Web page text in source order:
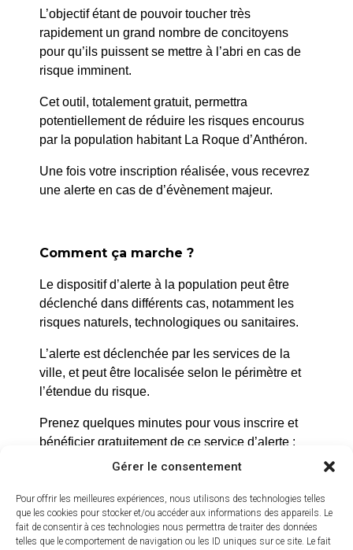
Gérer le consentement
Pour offrir les meilleures expériences, nous utilisons des technologies telles
que les cookies pour stocker et/ou accéder aux informations des appareils. Le
fait de consentir à ces technologies nous permettra de traiter des données
telles que le comportement de navigation ou les ID uniques sur ce site. Le fait
Samedi 22
novembre
14h30 Matchs U11, U13
Stade Michel Bouchard
Stade Michel
14h30
22 novembre
L’objectif étant de pouvoir toucher très
rapidement un grand nombre de concitoyens
pour qu’ils puissent se mettre à l’abri en cas de
risque imminent.
Cet outil, totalement gratuit, permettra
potentiellement de réduire les risques encourus
par la population habitant La Roque d’Anthéron.
Une fois votre inscription réalisée, vous recevrez
une alerte en cas de d’évènement majeur.
Comment ça marche ?
Le dispositif d’alerte à la population peut être
déclenché dans différents cas, notamment les
risques naturels, technologiques ou sanitaires.
L’alerte est déclenchée par les services de la
ville, et peut être localisée selon le périmètre et
l’étendue du risque.
Prenez quelques minutes pour vous inscrire et
bénéficier gratuitement de ce service d’alerte :
https://inscription.cedralis.com/
Comment sont utilisées les données